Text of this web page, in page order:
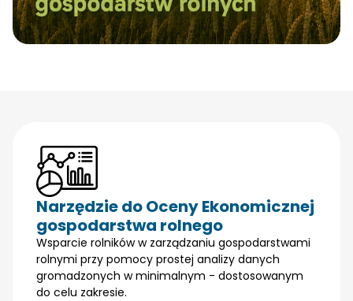
Narzędzie do Oceny Ekonomicznej
gospodarstwa rolnego
Wsparcie rolników w zarządzaniu gospodarstwami
rolnymi przy pomocy prostej analizy danych
gromadzonych w minimalnym - dostosowanym
do celu zakresie.